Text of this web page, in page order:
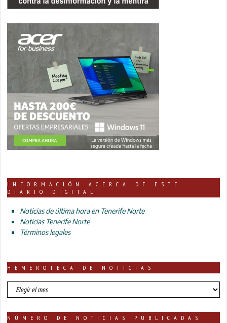
INFORMACIÓN ACERCA DE ESTE
DIARIO DIGITAL
Noticias de última hora en Tenerife Norte
Noticias Tenerife Norte
Términos legales
HEMEROTECA DE NOTICIAS
HEMEROTECA
DE
NÚMERO DE NOTICIAS PUBLICADAS